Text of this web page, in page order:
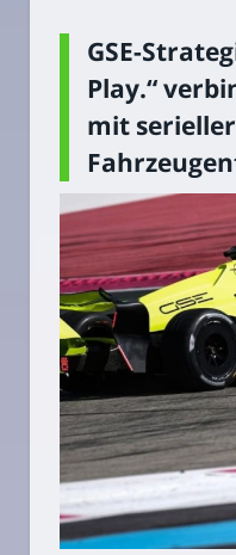
GSE-
Play.“
mit serieller